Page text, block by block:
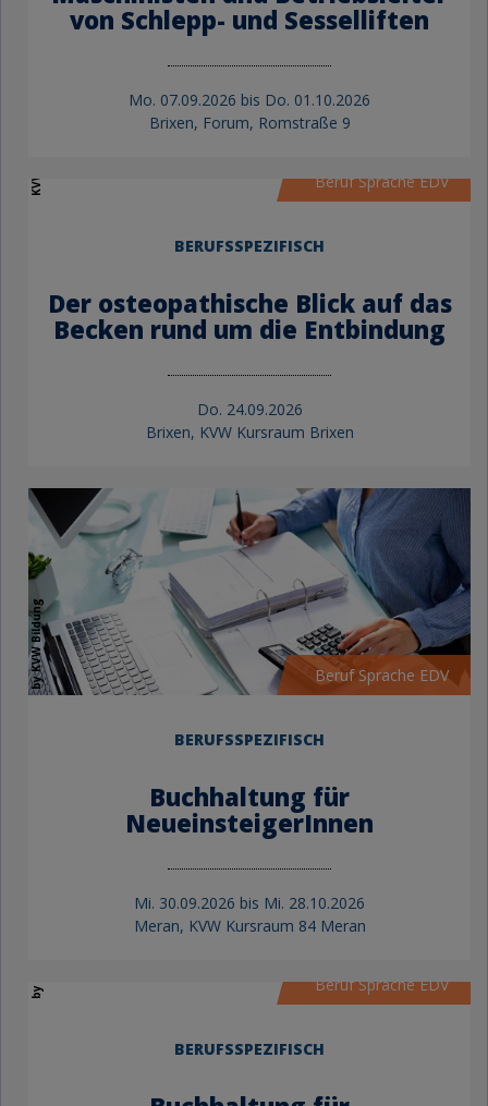
von Schlepp- und Sesselliften
Mo. 07.09.2026 bis Do. 01.10.2026
Brixen, Forum, Romstraße 9
KVW Bildung Beruf Sprache EDV
BERUFSSPEZIFISCH
Der osteopathische Blick auf das
Becken rund um die Entbindung
Do. 24.09.2026
Brixen, KVW Kursraum Brixen
by KVW Bildung Beruf Sprache EDV
BERUFSSPEZIFISCH
Buchhaltung für
NeueinsteigerInnen
Mi. 30.09.2026 bis Mi. 28.10.2026
Meran, KVW Kursraum 84 Meran
Beruf Sprache EDV
BERUFSSPEZIFISCH